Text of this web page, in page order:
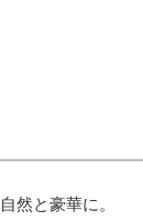
然と豪華に。